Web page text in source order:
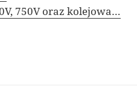
750V oraz kolejowa…